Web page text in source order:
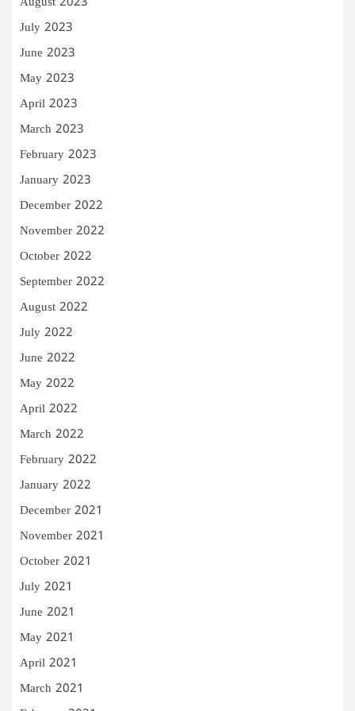
July 2023
June 2023
May 2023
April 2023
March 2023
February 2023
January 2023
December 2022
November 2022
October 2022
September 2022
August 2022
July 2022
June 2022
May 2022
April 2022
March 2022
February 2022
January 2022
December 2021
November 2021
October 2021
July 2021
June 2021
May 2021
April 2021
March 2021